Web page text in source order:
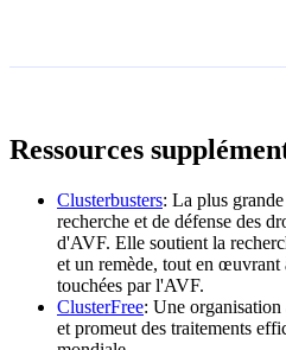
Ressources
Clusterbusters: La plus
recherche et de défense des
d'AVF. Elle soutient la
et un remède, tout en œuvrant
touchées par l'AVF.
ClusterFree: Une
et promeut des traitements